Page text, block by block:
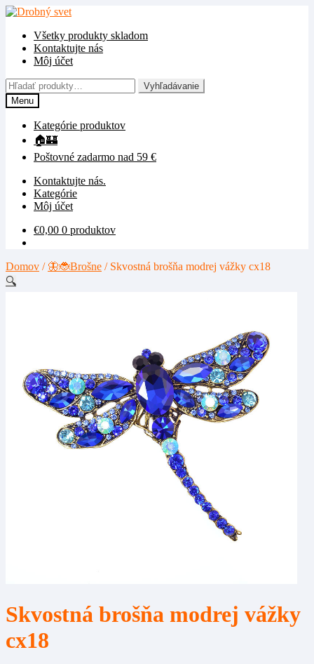
Preskočiť
navigáciu
Preskočiť
obsah
Všetky produkty skladom
Kontaktujte nás
Môj účet
Hľadať:
Vyhľadávanie
Menu
Kategórie produktov
🏠🏰
Poštovné zadarmo nad 59 €
Kontaktujte nás.
Kategórie
Môj účet
€0,00 0 produktov
Domov / 🦋🐞Brošne / Skvostná brošňa modrej vážky cx18
🔍
Skvostná brošňa modrej vážky
cx18